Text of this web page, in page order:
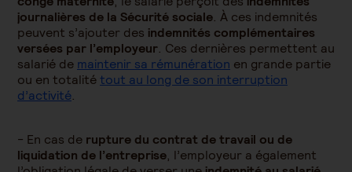
journalières de la Sécurité sociale. À ces indemnités
peuvent s’ajouter des indemnités complémentaires
versées par l’employeur. Ces dernières permettent au
salarié de maintenir sa rémunération en grande partie
ou en totalitétout au long de son interruption
d’activité.
- En cas de rupture du contrat de travail ou de
liquidation de l’entreprise, l’employeur a également